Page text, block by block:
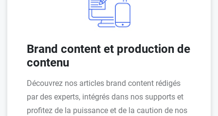
Brand content et production de
contenu
Découvrez nos articles brand content rédigés
par des experts, intégrés dans nos supports et
profitez de la puissance et de la caution de nos